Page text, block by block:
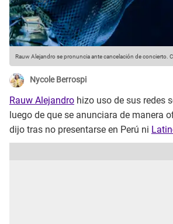
Rauw Alejandro se pronuncia ante cancelación de concierto.
Nycole Berrospi
Rauw Alejandro hizo uso de sus redes
luego de que se anunciara de manera
dijo tras no presentarse en Perú ni